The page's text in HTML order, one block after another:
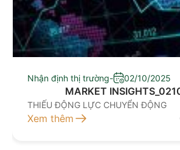
Nhận định thị trường- 02/10/2025
MARKET
THIẾU ĐỘNG LỰC CHUYỂN ĐỘNG
Xem thêm